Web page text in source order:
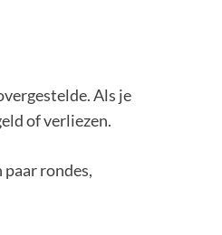
Als je
of verliezen.
paar rondes,